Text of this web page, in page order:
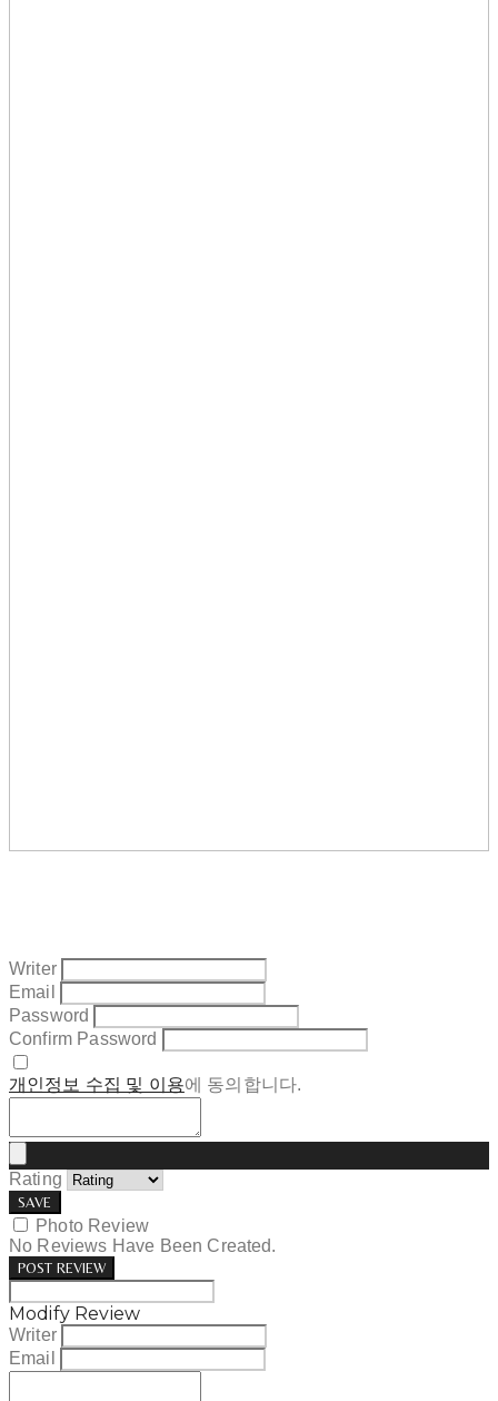
Writer
Email
Password
Confirm Password
개인정보 수집 및 이용에 동의합니다.
Rating
SAVE
Photo Review
No Reviews Have Been Created.
POST REVIEW
Modify Review
Writer
Email